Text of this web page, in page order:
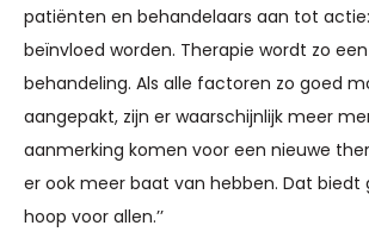
patiënten en behandelaars aan tot
beïnvloed worden. Therapie wordt zo
behandeling. Als alle factoren zo goed
aangepakt, zijn er waarschijnlijk meer
aanmerking komen voor een nieuwe
er ook meer baat van hebben. Dat biedt
hoop voor allen.’’